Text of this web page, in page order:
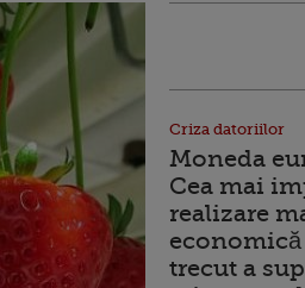
Criza datoriilor
Moneda
Cea mai
realizare
trecut a